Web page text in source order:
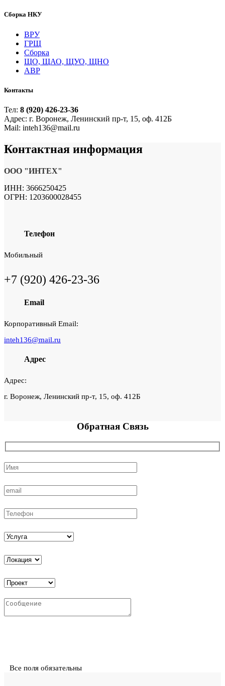
Сборка НКУ
ВРУ
ГРЩ
Сборка
ЩО, ЩАО, ЩУО, ЩНО
АВР
Контакты
Тел: 8 (920) 426-23-36
Адрес: г. Воронеж, Ленинский пр-т, 15, оф. 412Б
Mail: inteh136@mail.ru
Контактная информация
ООО "ИНТЕХ"
ИНН: 3666250425
ОГРН: 1203600028455
Телефон
Мобильный
+7 (920) 426-23-36
Email
Корпоративный Email:
inteh136@mail.ru
Адрес
Адрес:
г. Воронеж, Ленинский пр-т, 15, оф. 412Б
Обратная Связь
Все поля обязательны